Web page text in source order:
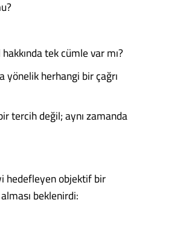
tek cümle var mı?
yönelik herhangi bir çağrı
tercih değil; aynı zamanda
hedefleyen objektif bir
beklenirdi: